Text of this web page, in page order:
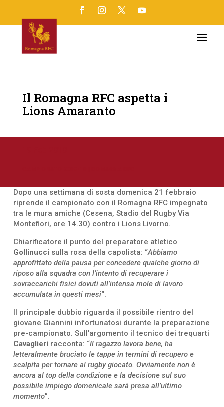
Il Romagna RFC aspetta i
Lions Amaranto
Dopo una settimana di sosta domenica 21 febbraio
riprende il campionato con il Romagna RFC impegnato
tra le mura amiche (Cesena, Stadio del Rugby Via
Montefiori, ore 14.30) contro i Lions Livorno.
Chiarificatore il punto del preparatore atletico
Gollinucci sulla rosa della capolista: “Abbiamo
approfittato della pausa per concedere qualche giorno di
riposo alla squadra con l’intento di recuperare i
sovraccarichi fisici dovuti all’intensa mole di lavoro
accumulata in questi mesi“.
Il principale dubbio riguarda il possibile rientro del
giovane Giannini infortunatosi durante la preparazione
pre-campionato. Sull’argomento il tecnico dei trequarti
Cavaglieri racconta: “Il ragazzo lavora bene, ha
letteralmente bruciato le tappe in termini di recupero e
scalpita per tornare al rugby giocato. Ovviamente non è
ancora al top della condizione e la decisione sul suo
possibile impiego domenicale sarà presa all’ultimo
momento”.